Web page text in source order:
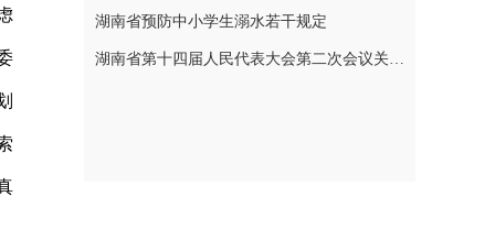
湖南省预防中小学生溺水若干规定
湖南省第十四届人民代表大会第二次会议关于湖南省人民代表大会常务委员会工作报告的决议